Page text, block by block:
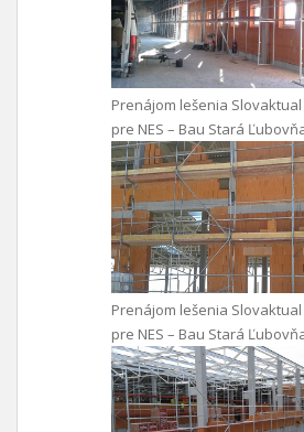
Prenájom lešenia
pre NES – Bau Stará
Prenájom lešenia
pre NES – Bau Stará